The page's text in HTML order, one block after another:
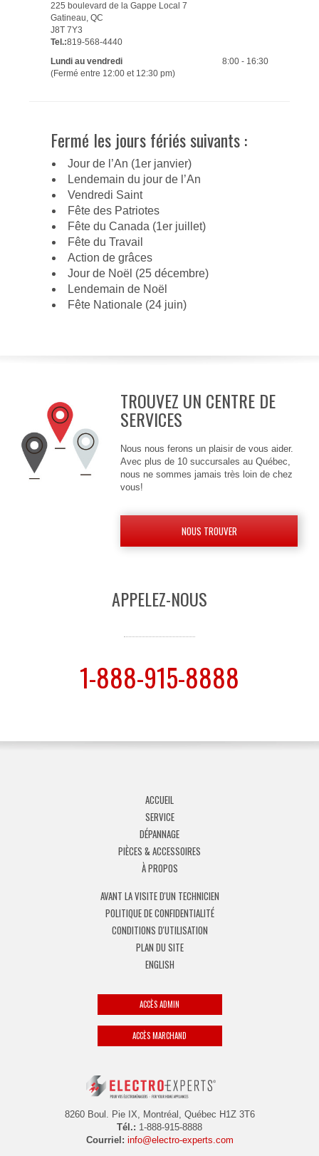
225 boulevard de la Gappe Local 7
Gatineau, QC
J8T 7Y3
Tel.:819-568-4440
Lundi au vendredi
8:00 - 16:30
(Fermé entre 12:00 et 12:30 pm)
Fermé les jours fériés suivants :
Jour de l’An (1er janvier)
Lendemain du jour de l’An
Vendredi Saint
Fête des Patriotes
Fête du Canada (1er juillet)
Fête du Travail
Action de grâces
Jour de Noël (25 décembre)
Lendemain de Noël
Fête Nationale (24 juin)
TROUVEZ UN CENTRE DE
SERVICES
Nous nous ferons un plaisir de vous aider.
Avec plus de 10 succursales au Québec,
nous ne sommes jamais très loin de chez
vous!
NOUS TROUVER
APPELEZ-NOUS
1-888-915-8888
ACCUEIL
SERVICE
DÉPANNAGE
PIÈCES & ACCESSOIRES
À PROPOS
AVANT LA VISITE D'UN TECHNICIEN
POLITIQUE DE CONFIDENTIALITÉ
CONDITIONS D'UTILISATION
PLAN DU SITE
ENGLISH
ACCÈS ADMIN
ACCÈS MARCHAND
8260 Boul. Pie IX, Montréal, Québec H1Z 3T6
Tél.: 1-888-915-8888
Courriel: info@electro-experts.com